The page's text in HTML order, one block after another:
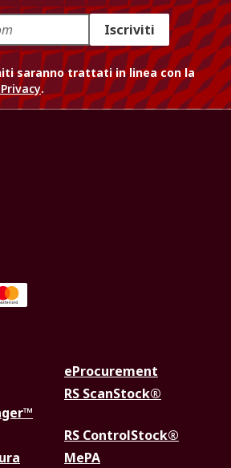
Iscriviti
saranno trattati in linea con la
.
eProcurement
RS ScanStock®
RS ControlStock®
MePA